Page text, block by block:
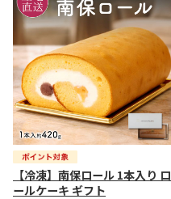
【冷凍】南保ロール 1本入り ロ
ールケーキ ギフト